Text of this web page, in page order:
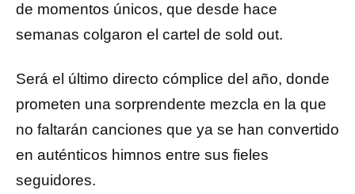
de momentos únicos, que desde hace
semanas colgaron el cartel de sold out.
Será el último directo cómplice del año, donde
prometen una sorprendente mezcla en la que
no faltarán canciones que ya se han convertido
en auténticos himnos entre sus fieles
seguidores.